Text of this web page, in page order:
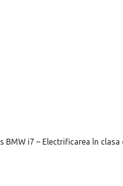
BMW i7 – Electrificarea în